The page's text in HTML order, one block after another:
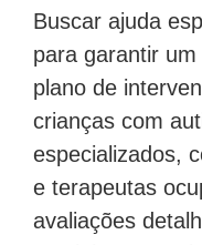
Buscar ajuda
para garantir
plano de
crianças com
especializados,
e terapeutas
avaliações